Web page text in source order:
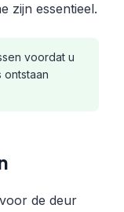
zijn essentieel.
voordat u
de deur